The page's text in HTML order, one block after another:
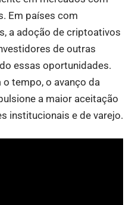
Em países com
a adoção de criptoativos
de outras
essas oportunidades.
tempo, o avanço da
a maior aceitação
institucionais e de varejo.